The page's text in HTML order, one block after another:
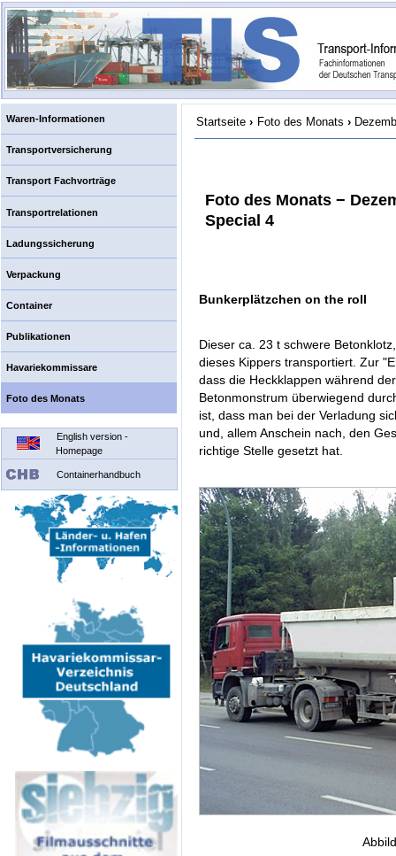
Waren-Informationen
Transportversicherung
Transport Fachvorträge
Transportrelationen
Ladungssicherung
Verpackung
Container
Publikationen
Havariekommissare
Foto des Monats
English version -
Homepage
Containerhandbuch
Startseite › Foto des Monats ›
Foto des Monats −
Special 4
Bunkerplätzchen on the roll
Dieser ca. 23 t schwere
dieses Kippers transportiert. Zur
dass die Heckklappen während
Betonmonstrum überwiegend
ist, dass man bei der Verladung
und, allem Anschein nach, den
richtige Stelle gesetzt hat.